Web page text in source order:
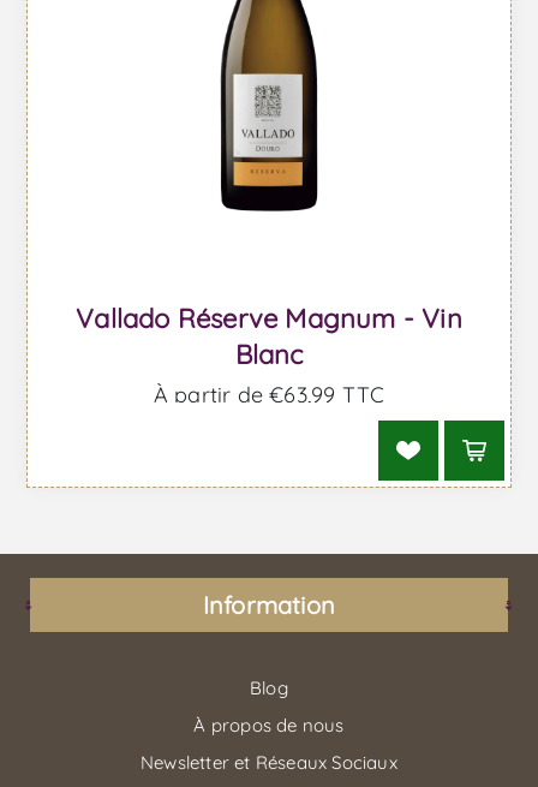
Vallado Réserve Magnum - Vin
Blanc
À partir de €63,99 TTC
Information
Blog
À propos de nous
Newsletter et Réseaux Sociaux